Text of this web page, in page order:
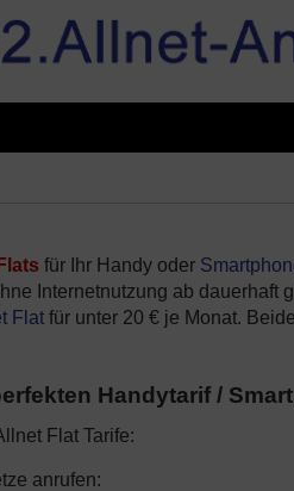
für Ihr Handy oder
Internetnutzung ab dauerhaft
Flat für unter 20 € je Monat.
Handytarif /
Flat Tarife:
anrufen: